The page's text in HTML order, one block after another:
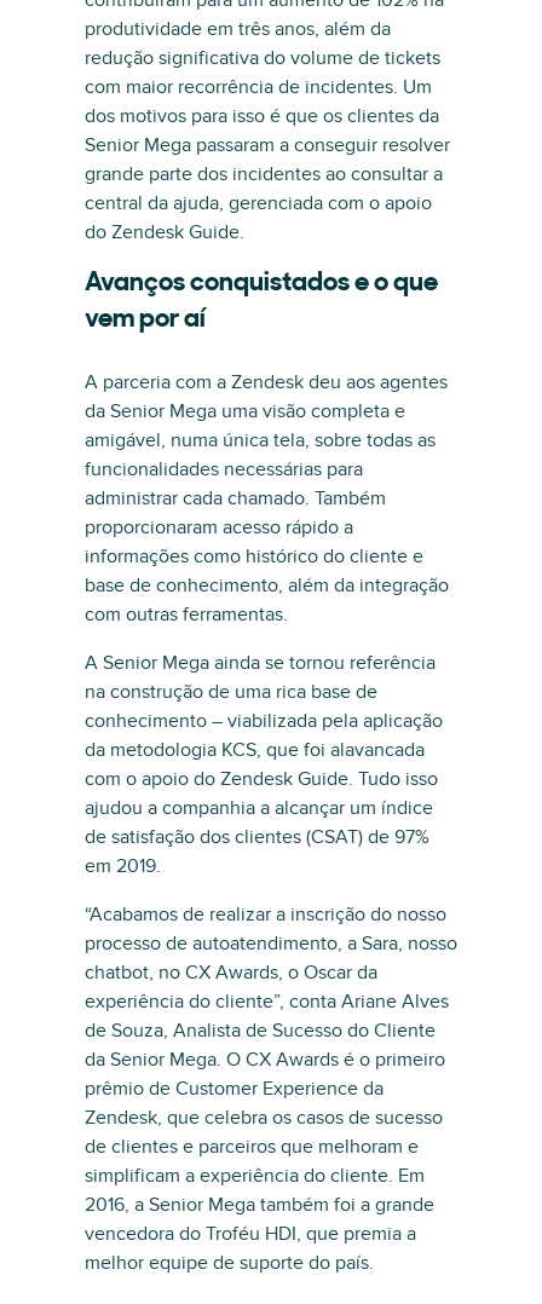
produtividade em três anos, além da
redução significativa do volume de tickets
com maior recorrência de incidentes. Um
dos motivos para isso é que os clientes da
Senior Mega passaram a conseguir resolver
grande parte dos incidentes ao consultar a
central da ajuda, gerenciada com o apoio
do Zendesk Guide.
Avanços conquistados e o que
vem por aí
A parceria com a Zendesk deu aos agentes
da Senior Mega uma visão completa e
amigável, numa única tela, sobre todas as
funcionalidades necessárias para
administrar cada chamado. Também
proporcionaram acesso rápido a
informações como histórico do cliente e
base de conhecimento, além da integração
com outras ferramentas.
A Senior Mega ainda se tornou referência
na construção de uma rica base de
conhecimento – viabilizada pela aplicação
da metodologia KCS, que foi alavancada
com o apoio do Zendesk Guide. Tudo isso
ajudou a companhia a alcançar um índice
de satisfação dos clientes (CSAT) de 97%
em 2019.
“Acabamos de realizar a inscrição do nosso
processo de autoatendimento, a Sara, nosso
chatbot, no CX Awards, o Oscar da
experiência do cliente”, conta Ariane Alves
de Souza, Analista de Sucesso do Cliente
da Senior Mega. O CX Awards é o primeiro
prêmio de Customer Experience da
Zendesk, que celebra os casos de sucesso
de clientes e parceiros que melhoram e
simplificam a experiência do cliente. Em
2016, a Senior Mega também foi a grande
vencedora do Troféu HDI, que premia a
melhor equipe de suporte do país.